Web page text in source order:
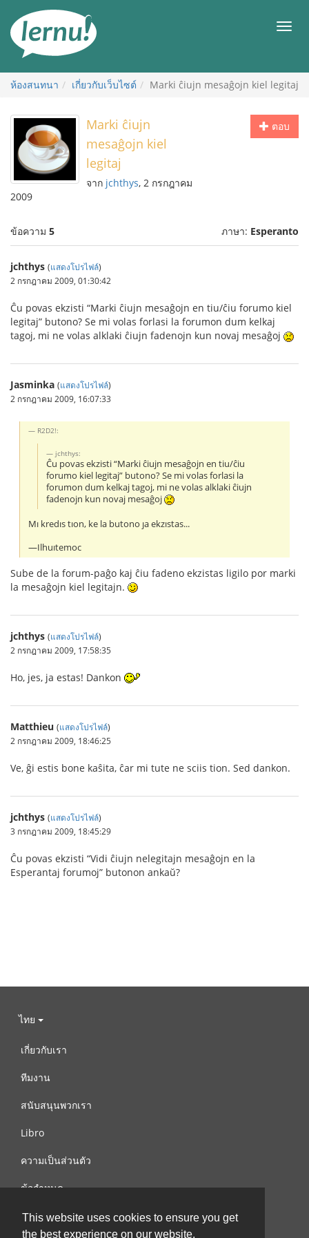
This website uses cookies to ensure you get
the best experience on our website.
สารบัญ
เมนู
ห้องสนทนา เกี่ยวกับเว็บไซต์ Marki ĉiujn mesaĝojn kiel legitaj
ตอบ
Marki ĉiujn
mesaĝojn kiel
legitaj
จาก jchthys, 2 กรกฎาคม
2009
ข้อความ 5 ภาษา: Esperanto
jchthys (แสดงโปรไฟล์)
2 กรกฎาคม 2009, 01:30:42
Ĉu povas ekzisti “Marki ĉiujn mesaĝojn en tiu/ĉiu forumo kiel
legitaj” butono? Se mi volas forlasi la forumon dum kelkaj
tagoj, mi ne volas alklaki ĉiujn fadenojn kun novaj mesaĝoj
Jasminka (แสดงโปรไฟล์)
2 กรกฎาคม 2009, 16:07:33
R2D2!:
jchthys:
Ĉu povas ekzisti “Marki ĉiujn mesaĝojn en tiu/ĉiu
forumo kiel legitaj” butono? Se mi volas forlasi la
forumon dum kelkaj tagoj, mi ne volas alklaki ĉiujn
fadenojn kun novaj mesaĝoj
Mı kredıs tıon, ke la butono ȷa ekzıstas...
—Ilhuıtemoc
Sube de la forum-paĝo kaj ĉiu fadeno ekzistas ligilo por marki
la mesaĝojn kiel legitajn.
jchthys (แสดงโปรไฟล์)
2 กรกฎาคม 2009, 17:58:35
Ho, jes, ja estas! Dankon
Matthieu (แสดงโปรไฟล์)
2 กรกฎาคม 2009, 18:46:25
Ve, ĝi estis bone kaŝita, ĉar mi tute ne sciis tion. Sed dankon.
jchthys (แสดงโปรไฟล์)
3 กรกฎาคม 2009, 18:45:29
Ĉu povas ekzisti “Vidi ĉiujn nelegitajn mesaĝojn en la
Esperantaj forumoj” butonon ankaŭ?
ไทย
เกี่ยวกับเรา
ทีมงาน
สนับสนุนพวกเรา
Libro
ความเป็นส่วนตัว
ข้อกำหนด
ติดต่อเรา